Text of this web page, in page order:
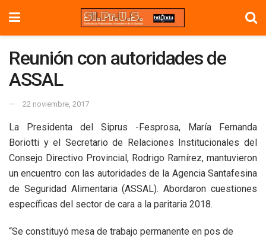
Reunión con autoridades de
ASSAL
22 noviembre, 2017
La Presidenta del Siprus -Fesprosa, María Fernanda
Boriotti y el Secretario de Relaciones Institucionales del
Consejo Directivo Provincial, Rodrigo Ramírez, mantuvieron
un encuentro con las autoridades de la Agencia Santafesina
de Seguridad Alimentaria (ASSAL). Abordaron cuestiones
específicas del sector de cara a la paritaria 2018.
“Se constituyó mesa de trabajo permanente en pos de